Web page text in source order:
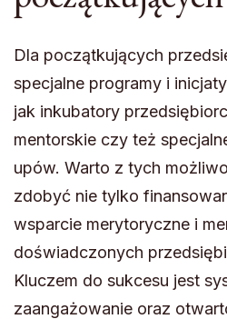
Dla początkujących
specjalne programy i
jak inkubatory
mentorskie czy też
upów. Warto z tych
zdobyć nie tylko
wsparcie merytoryczne i
doświadczonych
Kluczem do sukcesu jest
zaangażowanie oraz